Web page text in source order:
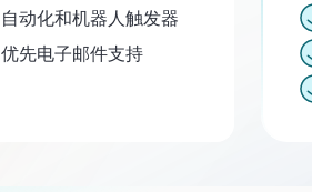
自动化和机器人触发器
优先电子邮件支持